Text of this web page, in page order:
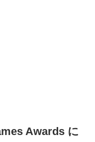
Awards に